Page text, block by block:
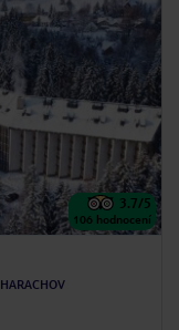
3.7/5
106 hodnocení
HARACHOV